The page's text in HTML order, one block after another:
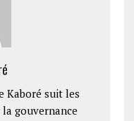
Kaboré suit les
gouvernance